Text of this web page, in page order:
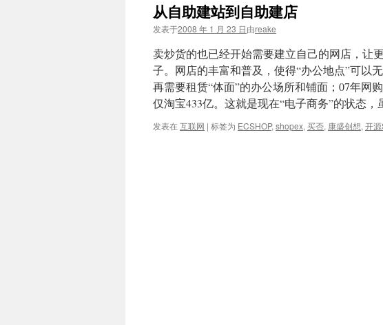
从自助建站到自助建店
发表于2008 年 1 月 23 日由reake
卖炒货的也已经开始需要建立自己的网店，让
子。网店的丰富和普及，使得“办公地点”可以
再需要租赁“体面”的办公场所和铺面；07年网
仅淘宝433亿。这就是现在“电子商务”的状态
发表在互联网 | 标签为 ECSHOP, shopex, 买否, 康盛创想, 开